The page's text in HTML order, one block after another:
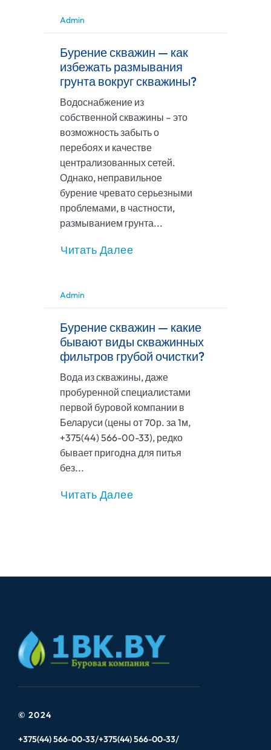
Admin
Бурение скважин — как
избежать размывания
грунта вокруг скважины?
Водоснабжение из
собственной скважины – это
возможность забыть о
перебоях и качестве
централизованных сетей.
Однако, неправильное
бурение чревато серьезными
проблемами, в частности,
размыванием грунта...
Читать Далее
Admin
Бурение скважин — какие
бывают виды скважинных
фильтров грубой очистки?
Вода из скважины, даже
пробуренной специалистами
первой буровой компании в
Беларуси (цены от 70р. за 1м,
+375(44) 566-00-33), редко
бывает пригодна для питья
без...
Читать Далее
© 2024
+375(44) 566-00-33 +375(44) 566-00-33